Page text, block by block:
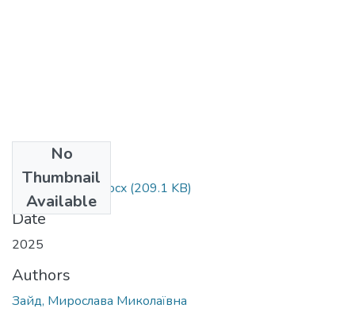
No
Thumbnail
Available
035.041_Зайд.docx (209.1 KB)
Date
2025
Authors
Зайд, Мирослава Миколаївна